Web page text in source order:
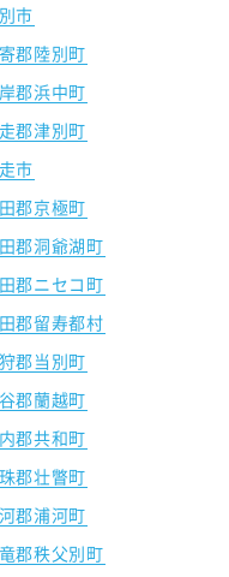
市
郡陸別町
郡浜中町
郡津別町
市
郡京極町
郡洞爺湖町
郡ニセコ町
郡留寿都村
郡当別町
郡蘭越町
郡共和町
郡壮瞥町
郡浦河町
郡秩父別町